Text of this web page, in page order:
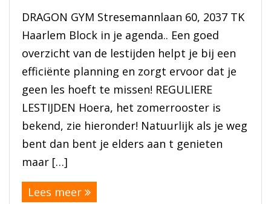
AGENDA
NIEUWS
CONTACT
PRAKTISCHE ZELFVERDEDIGINGSCURSUS
DRAGON GYM Stresemannlaan 60, 2037 TK
Haarlem Block in je agenda.. Een goed
overzicht van de lestijden helpt je bij een
efficiënte planning en zorgt ervoor dat je
geen les hoeft te missen! REGULIERE
LESTIJDEN Hoera, het zomerrooster is
bekend, zie hieronder! Natuurlijk als je weg
bent dan bent je elders aan t genieten
maar […]
Lees meer